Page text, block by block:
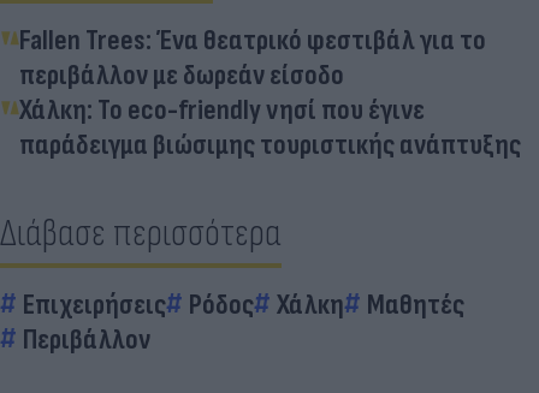
Fallen Trees: Ένα θεατρικό φεστιβάλ για το
περιβάλλον με δωρεάν είσοδο
Χάλκη: Το eco-friendly νησί που έγινε
παράδειγμα βιώσιμης τουριστικής ανάπτυξης
Διάβασε περισσότερα
Επιχειρήσεις Ρόδος Χάλκη
Μαθητές
Περιβάλλον